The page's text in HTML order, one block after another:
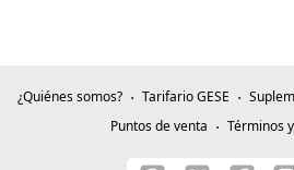
¿Quiénes somos? Tarifario GESE
Puntos de venta
Términos